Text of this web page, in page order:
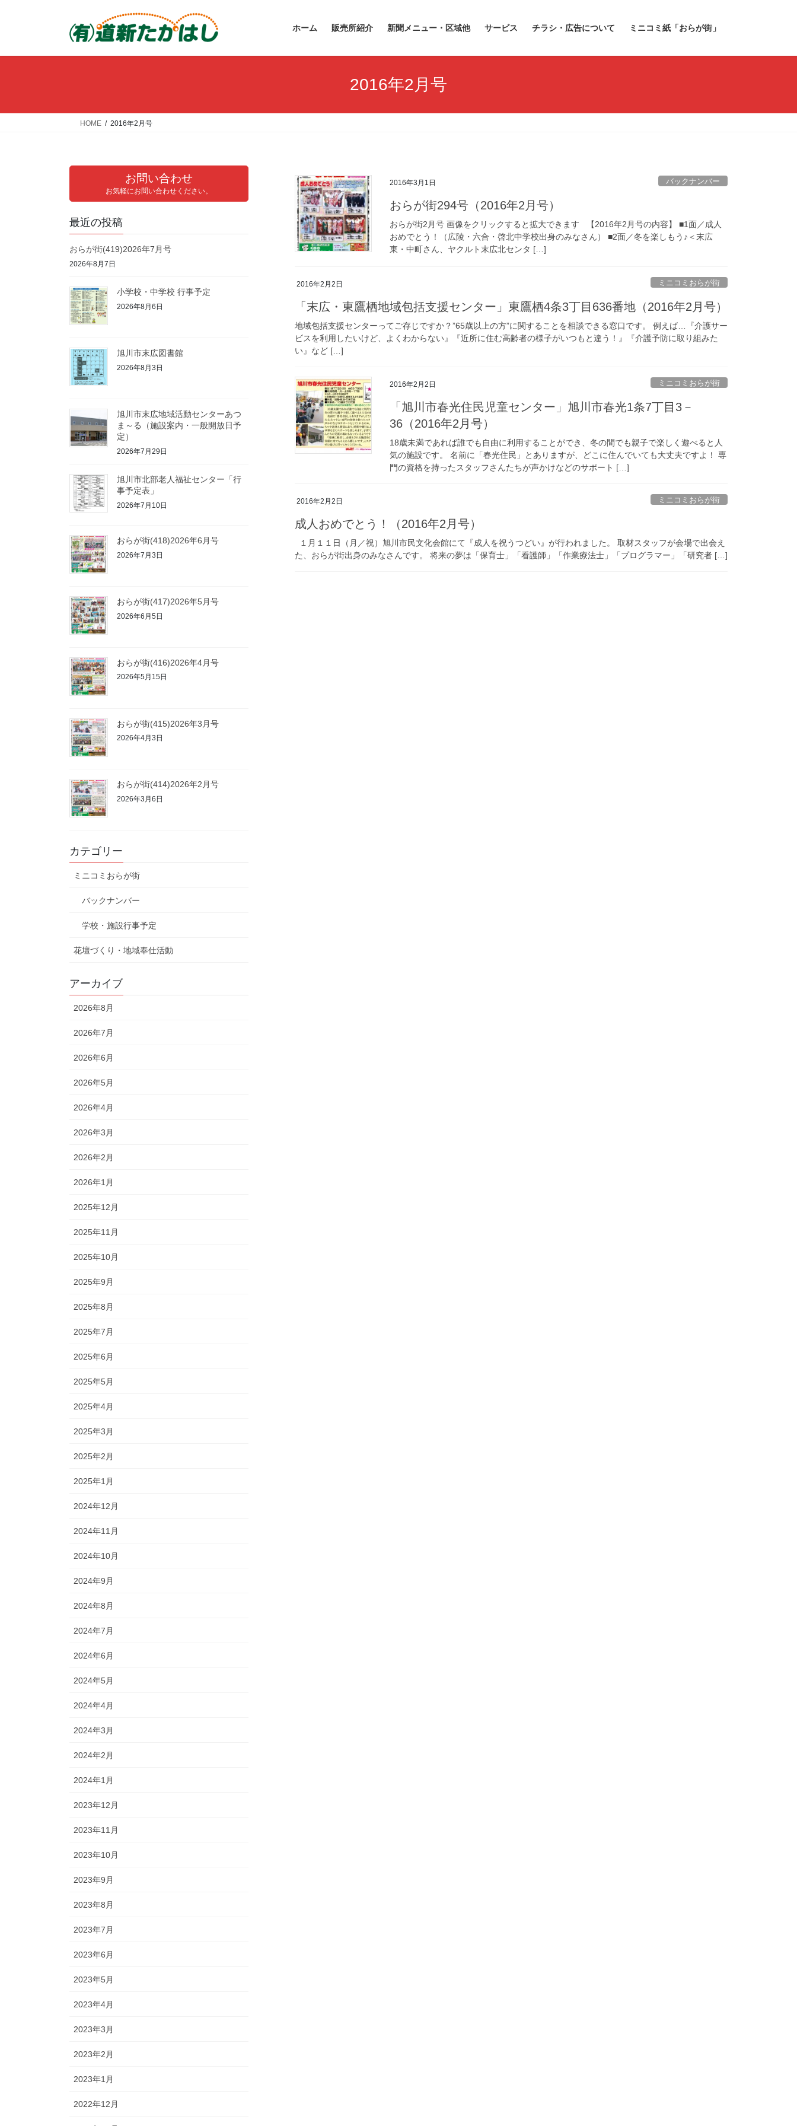
ホーム 販売所紹介 新聞メニュー・区域他 サービス チラシ・広告について ミニコミ紙「おらが街」
2016年2月号
HOME 2016年2月号
2016年3月1日 バックナンバー
おらが街294号（2016年2月号）
おらが街2月号 画像をクリックすると拡大できます 【2016年2月号の内容】 ■1面／成人
おめでとう！（広陵・六合・啓北中学校出身のみなさん） ■2面／冬を楽しもう♪＜末広
東・中町さん、ヤクルト末広北センタ […]
2016年2月2日 ミニコミおらが街
「末広・東鷹栖地域包括支援センター」東鷹栖4条3丁目636番地（2016年2月号）
地域包括支援センターってご存じですか？”65歳以上の方”に関することを相談できる窓口です。 例えば…『介護サー
ビスを利用したいけど、よくわからない』『近所に住む高齢者の様子がいつもと違う！』『介護予防に取り組みた
い』など […]
2016年2月2日 ミニコミおらが街
「旭川市春光住民児童センター」旭川市春光1条7丁目3－
36（2016年2月号）
18歳未満であれば誰でも自由に利用することができ、冬の間でも親子で楽しく遊べると人
気の施設です。 名前に「春光住民」とありますが、どこに住んでいても大丈夫ですよ！ 専
門の資格を持ったスタッフさんたちが声かけなどのサポート […]
2016年2月2日 ミニコミおらが街
成人おめでとう！（2016年2月号）
１月１１日（月／祝）旭川市民文化会館にて『成人を祝うつどい』が行われました。 取材スタッフが会場で出会え
た、おらが街出身のみなさんです。 将来の夢は「保育士」「看護師」「作業療法士」「プログラマー」「研究者 […]
お問い合わせ
お気軽にお問い合わせください。
最近の投稿
おらが街(419)2026年7月号
2026年8月7日
小学校・中学校 行事予定
2026年8月6日
旭川市末広図書館
2026年8月3日
旭川市末広地域活動センターあつ
ま～る（施設案内・一般開放日予
定）
2026年7月29日
旭川市北部老人福祉センター「行
事予定表」
2026年7月10日
おらが街(418)2026年6月号
2026年7月3日
おらが街(417)2026年5月号
2026年6月5日
おらが街(416)2026年4月号
2026年5月15日
おらが街(415)2026年3月号
2026年4月3日
おらが街(414)2026年2月号
2026年3月6日
カテゴリー
ミニコミおらが街
バックナンバー
学校・施設行事予定
花壇づくり・地域奉仕活動
アーカイブ
2026年8月
2026年7月
2026年6月
2026年5月
2026年4月
2026年3月
2026年2月
2026年1月
2025年12月
2025年11月
2025年10月
2025年9月
2025年8月
2025年7月
2025年6月
2025年5月
2025年4月
2025年3月
2025年2月
2025年1月
2024年12月
2024年11月
2024年10月
2024年9月
2024年8月
2024年7月
2024年6月
2024年5月
2024年4月
2024年3月
2024年2月
2024年1月
2023年12月
2023年11月
2023年10月
2023年9月
2023年8月
2023年7月
2023年6月
2023年5月
2023年4月
2023年3月
2023年2月
2023年1月
2022年12月